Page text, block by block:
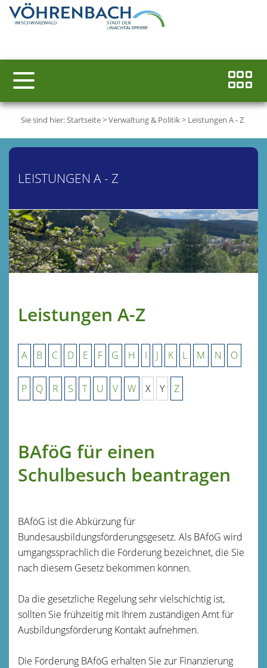
Sie sind hier:Startseite>Verwaltung & Politik> Leistungen A - Z
LEISTUNGEN A - Z
Leistungen A-Z
A B C D E F G H I J K L M N O
P Q R S T U V W X Y Z
BAföG für einen
Schulbesuch beantragen
BAföG ist die Abkürzung für
Bundesausbildungsförderungsgesetz. Als BAföG wird
umgangssprachlich die Förderung bezeichnet, die Sie
nach diesem Gesetz bekommen können.
Da die gesetzliche Regelung sehr vielschichtig ist,
sollten Sie frühzeitig mit Ihrem zuständigen Amt für
Ausbildungsförderung Kontakt aufnehmen.
Die Förderung BAföG erhalten Sie zur Finanzierung